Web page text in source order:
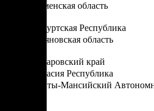
Тюменская область
Удмуртская Республика
Ульяновская область
Хабаровский край
Хакасия Республика
Ханты-Мансийский